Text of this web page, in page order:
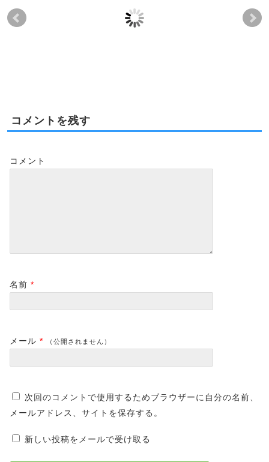
コメントを残す
コメント
名前 *
メール * （公開されません）
次回のコメントで使用するためブラウザーに自分の名前、
メールアドレス、サイトを保存する。
新しい投稿をメールで受け取る